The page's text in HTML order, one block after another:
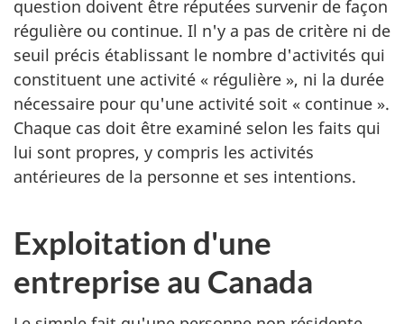
question doivent être réputées survenir de façon
régulière ou continue. Il n'y a pas de critère ni de
seuil précis établissant le nombre d'activités qui
constituent une activité « régulière », ni la durée
nécessaire pour qu'une activité soit « continue ».
Chaque cas doit être examiné selon les faits qui
lui sont propres, y compris les activités
antérieures de la personne et ses intentions.
Exploitation d'une
entreprise au Canada